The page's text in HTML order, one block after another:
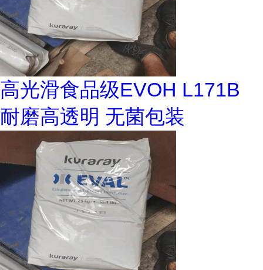
高光滑食品级EVOH L171B
耐磨高透明 无菌包装